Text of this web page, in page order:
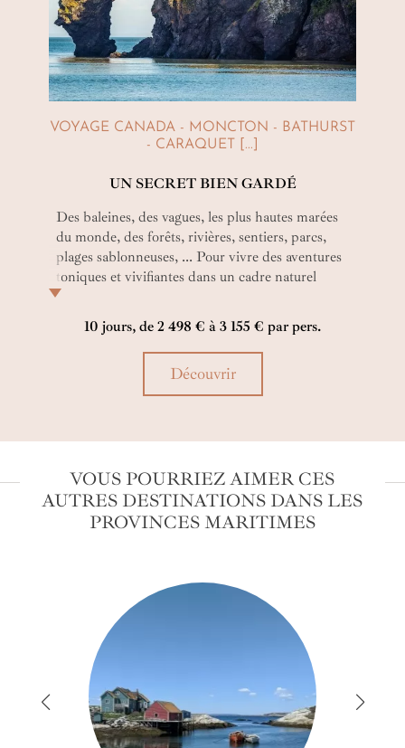
VOYAGE CANADA - MONCTON - BATHURST
- CARAQUET [...]
UN SECRET BIEN GARDÉ
Des baleines, des vagues, les plus hautes marées
du monde, des forêts, rivières, sentiers, parcs,
plages sablonneuses, ... Pour vivre des aventures
toniques et vivifiantes dans un cadre naturel
grandiose.
10 jours, de 2 498 € à 3 155 € par pers.
Découvrir
VOUS POURRIEZ AIMER CES
AUTRES DESTINATIONS DANS LES
PROVINCES MARITIMES